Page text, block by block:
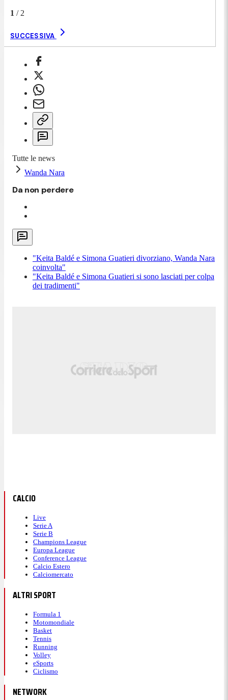
1 / 2
SUCCESSIVA
Tutte le news
Wanda Nara
Da non perdere
"Keita Baldé e Simona Guatieri divorziano, Wanda Nara
coinvolta"
"Keita Baldé e Simona Guatieri si sono lasciati per colpa
dei tradimenti"
CALCIO
Live
Serie A
Serie B
Champions League
Europa League
Conference League
Calcio Estero
Calciomercato
ALTRI SPORT
Formula 1
Motomondiale
Basket
Tennis
Running
Volley
eSports
Ciclismo
NETWORK